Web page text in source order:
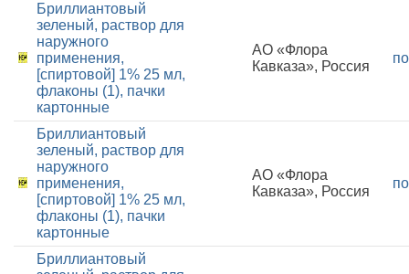
Бриллиантовый
зеленый, раствор для
наружного
применения,
[спиртовой] 1% 25 мл,
флаконы (1), пачки
картонные
АО «Флора
Кавказа», Россия
Бриллиантовый
зеленый, раствор для
наружного
применения,
[спиртовой] 1% 25 мл,
флаконы (1), пачки
картонные
АО «Флора
Кавказа», Россия
Бриллиантовый